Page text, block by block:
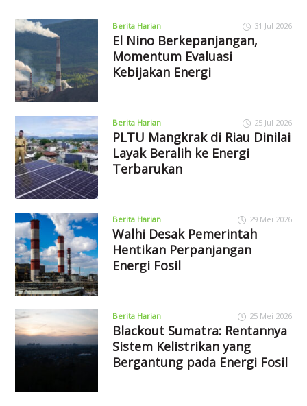
Berita Harian 31 Jul 2026
El Nino Berkepanjangan,
Momentum Evaluasi
Kebijakan Energi
Berita Harian 25 Jul 2026
PLTU Mangkrak di Riau Dinilai
Layak Beralih ke Energi
Terbarukan
Berita Harian 29 Mei 2026
Walhi Desak Pemerintah
Hentikan Perpanjangan
Energi Fosil
Berita Harian 25 Mei 2026
Blackout Sumatra: Rentannya
Sistem Kelistrikan yang
Bergantung pada Energi Fosil